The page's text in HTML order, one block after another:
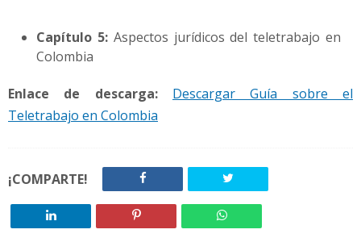
Capítulo 5:Aspectos jurídicos del teletrabajo en
Colombia
Enlace de descarga:
Descargar Guía sobre el
Teletrabajo en Colombia
¡COMPARTE!